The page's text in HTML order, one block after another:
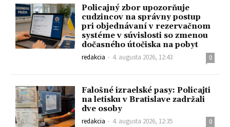
Policajný zbor upozorňuje
cudzincov na správny postup
pri objednávaní v rezervačnom
systéme v súvislosti so zmenou
dočasného útočiska na pobyt
redakcia - 4. augusta 2026, 12:43 0
Falošné izraelské pasy: Policajti
na letisku v Bratislave zadržali
dve osoby
redakcia - 4. augusta 2026, 12:35 0